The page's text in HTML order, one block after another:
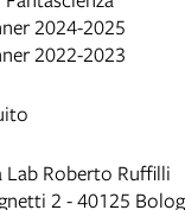
2024-2025
2022-2023
Lab Roberto Ruffilli
2 - 40125